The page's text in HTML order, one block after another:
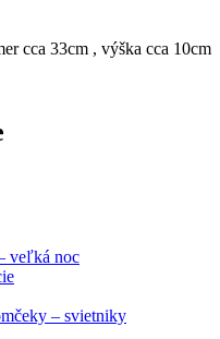
cca 33cm , výška cca 10cm
veľká noc
– svietniky